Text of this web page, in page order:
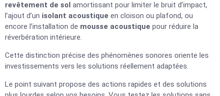
revêtement de sol amortissant pour limiter le bruit d’impact,
l’ajout d’un isolant acoustique en cloison ou plafond, ou
encore l’installation de mousse acoustique pour réduire la
réverbération intérieure.
Cette distinction précise des phénomènes sonores oriente les
investissements vers les solutions réellement adaptées.
Le point suivant propose des actions rapides et des solutions